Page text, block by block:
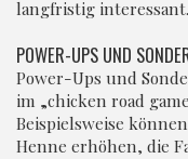
langfristig interessant.
POWER-UPS UND
Power-Ups und
im „chicken road
Beispielsweise
Henne erhöhen, die